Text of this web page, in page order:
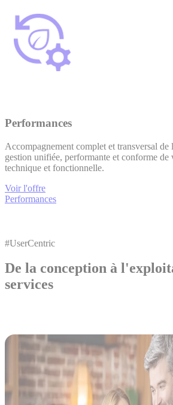
Performances
Accompagnement complet et transversal
gestion unifiée, performante et conforme de
technique et fonctionnelle.
Voir l'offre
Performances
#UserCentric
De la conception à
services